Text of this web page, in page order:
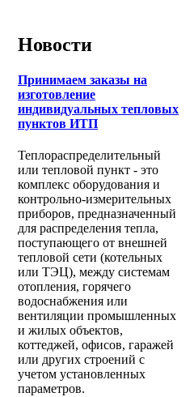
Новости
Принимаем заказы на
изготовление
индивидуальных тепловых
пунктов ИТП
Теплораспределительный
или тепловой пункт - это
комплекс оборудования и
контрольно-измерительных
приборов, предназначенный
для распределения тепла,
поступающего от внешней
тепловой сети (котельных
или ТЭЦ), между системам
отопления, горячего
водоснабжения или
вентиляции промышленных
и жилых объектов,
коттеджей, офисов, гаражей
или других строений с
учетом установленных
параметров.